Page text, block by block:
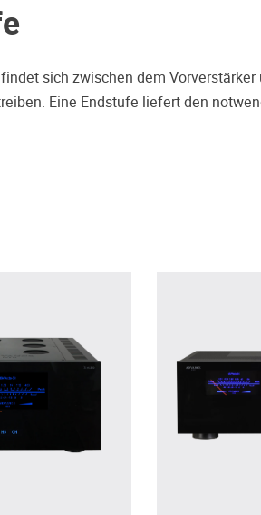
sich zwischen dem
Eine Endstufe liefert den